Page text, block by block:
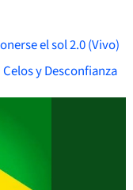
el sol 2.0 (Vivo)
Celos y Desconfianza